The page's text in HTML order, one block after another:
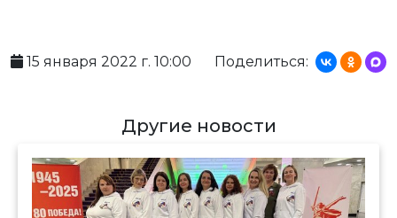
15 января 2022 г. 10:00 Поделиться:
Другие новости